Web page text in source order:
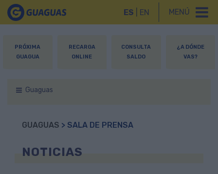
MENÚ
ES EN
PRÓXIMA
GUAGUA
RECARGA
ONLINE
CONSULTA
SALDO
¿A DÓNDE
VAS?
Guaguas
GUAGUAS > SALA DE PRENSA
NOTICIAS